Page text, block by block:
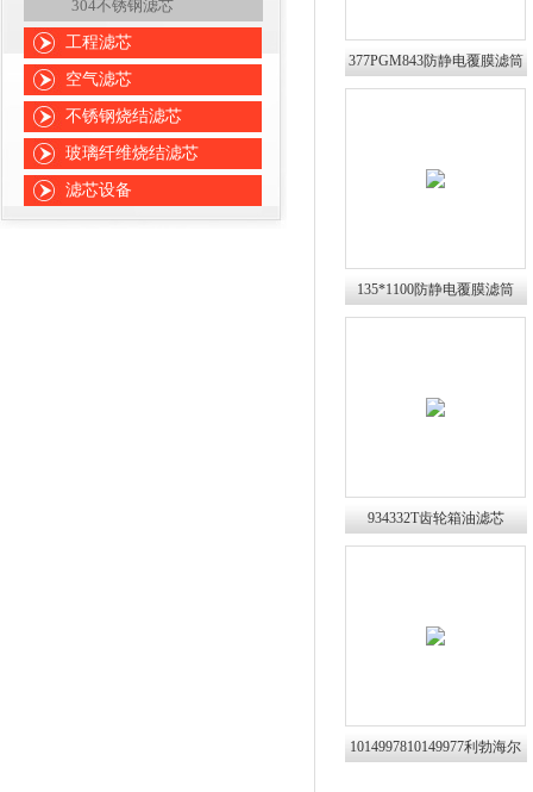
304不锈钢滤芯
工程滤芯
空气滤芯
不锈钢烧结滤芯
玻璃纤维烧结滤芯
滤芯设备
377PGM843防静电覆膜滤筒
235P
135*1100防静电覆膜滤筒
133*1000
934332T齿轮箱油滤芯
1014997810149977利勃海尔